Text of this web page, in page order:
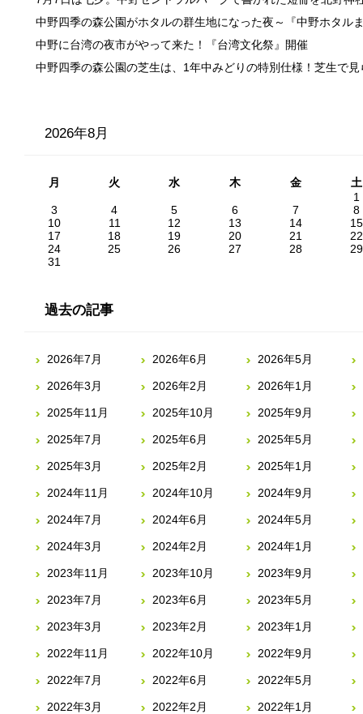
中野四季の森公園がホタルの群生地になった夜～『中野ホタル
中野に台湾の夜市がやって来た！『台湾文化祭』開催
中野四季の森公園の芝生は、1年中みどりの特別仕様！芝生で
2026年8月
月 火 水 木 金
土
1
3
4 5 6 7
8
10
11 12 13 14
15
17
18 19 20 21
22
24
25 26 27 28
29
31
過去の記事
2026年7月 2026年6月 2026年5月
2026年3月 2026年2月 2026年1月
2025年11月 2025年10月 2025年9月
2025年7月 2025年6月 2025年5月
2025年3月 2025年2月 2025年1月
2024年11月 2024年10月 2024年9月
2024年7月 2024年6月 2024年5月
2024年3月 2024年2月 2024年1月
2023年11月 2023年10月 2023年9月
2023年7月 2023年6月 2023年5月
2023年3月 2023年2月 2023年1月
2022年11月 2022年10月 2022年9月
2022年7月 2022年6月 2022年5月
2022年3月 2022年2月 2022年1月